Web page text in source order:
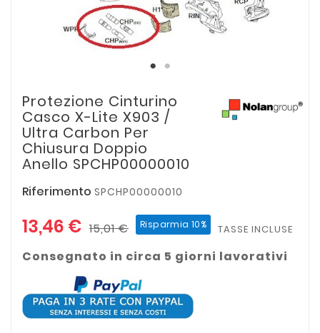
Protezione Cinturino
Casco X-Lite X903 /
Ultra Carbon Per
Chiusura Doppio
Anello SPCHP00000010
Riferimento SPCHP00000010
13,46 € 15,01 € Risparmia 10% TASSE INCLUSE
Consegnato in circa 5 giorni lavorativi